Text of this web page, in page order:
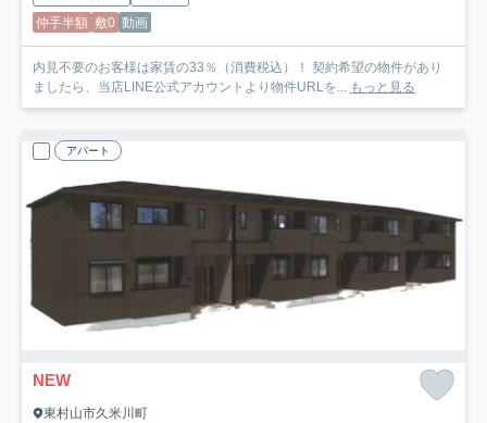
仲手半額 敷0 動画
内見不要のお客様は家賃の33％（消費税込）！ 契約希望の物件があり
ましたら、当店LINE公式アカウントより物件URLを...
もっと見る
アパート
NEW
東村山市久米川町